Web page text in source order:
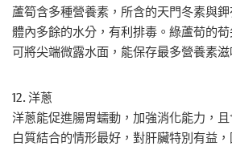
蘆筍含多種營養素，所含的天門冬素與
體內多餘的水分，有利排毒。綠蘆荀的
可將尖端微露水面，能保存最多營養素滋
12. 洋蔥
洋蔥能促進腸胃蠕動，加強消化能力，
白質結合的情形最好，對肝臟特別有益